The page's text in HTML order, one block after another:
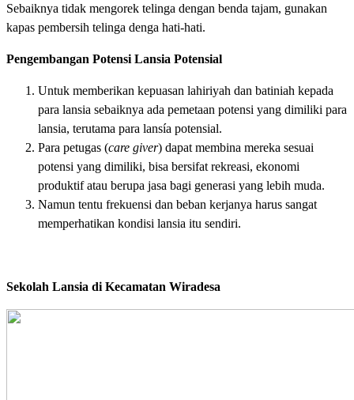
Sebaiknya tidak mengorek telinga dengan benda tajam, gunakan
kapas pembersih telinga denga hati-hati.
Pengembangan Potensi Lansia Potensial
Untuk memberikan kepuasan lahiriyah dan batiniah kepada
para lansia sebaiknya ada pemetaan potensi yang dimiliki para
lansia, terutama para lansía potensial.
Para petugas (care giver) dapat membina mereka sesuai
potensi yang dimiliki, bisa bersifat rekreasi, ekonomi
produktif atau berupa jasa bagi generasi yang lebih muda.
Namun tentu frekuensi dan beban kerjanya harus sangat
memperhatikan kondisi lansia itu sendiri.
Sekolah Lansia di Kecamatan Wiradesa